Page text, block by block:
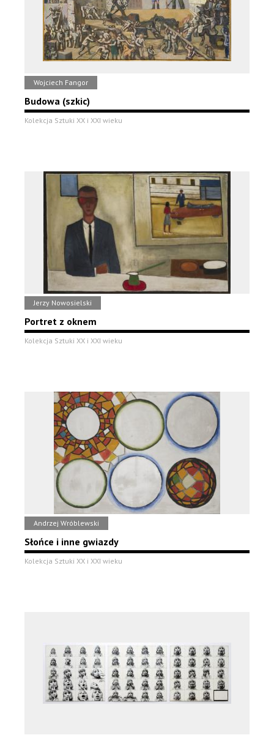
Wojciech Fangor
Budowa (szkic)
Kolekcja Sztuki XX i XXI wieku
Jerzy Nowosielski
Portret z oknem
Kolekcja Sztuki XX i XXI wieku
Andrzej Wróblewski
Słońce i inne gwiazdy
Kolekcja Sztuki XX i XXI wieku